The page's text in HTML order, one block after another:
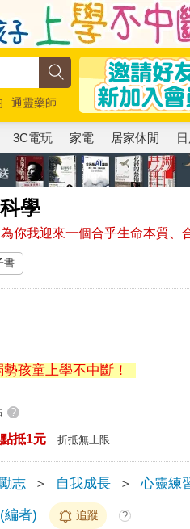
通靈藥師
3C電玩 家電 居家休閒
學
你我迎來一個合乎生命本質、
書
孩童上學不中斷！
?
抵1元 折抵無上限
志 ＞ 自我成長 ＞ 心靈練
編者) 追蹤 ?